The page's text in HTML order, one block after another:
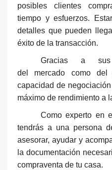
posibles clientes
tiempo y esfuerzos.
detalles que pueden
éxito de la transacción.
Gracias a sus
del mercado como
capacidad de
máximo de rendimiento a
Como experto en
tendrás a una persona
asesorar, ayudar y
la documentación
compraventa de tu casa.